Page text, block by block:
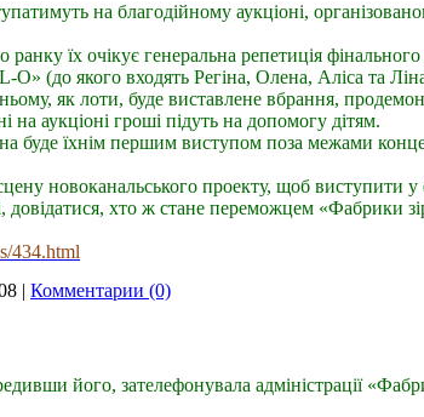
на благодійному аукціоні,
їх очікує генеральна репетиція
(до якого входять Регіна, Олена, Аліса та
як лоти, буде виставлене вбрання,
на аукціоні гроші підуть на допомогу дітям.
буде їхнім першим виступом поза межами
новоканальського проекту, щоб виступити
довідатися, хто ж стане переможцем «Фабрики
434.html
| Комментарии (0)
його, зателефонувала адміністрації